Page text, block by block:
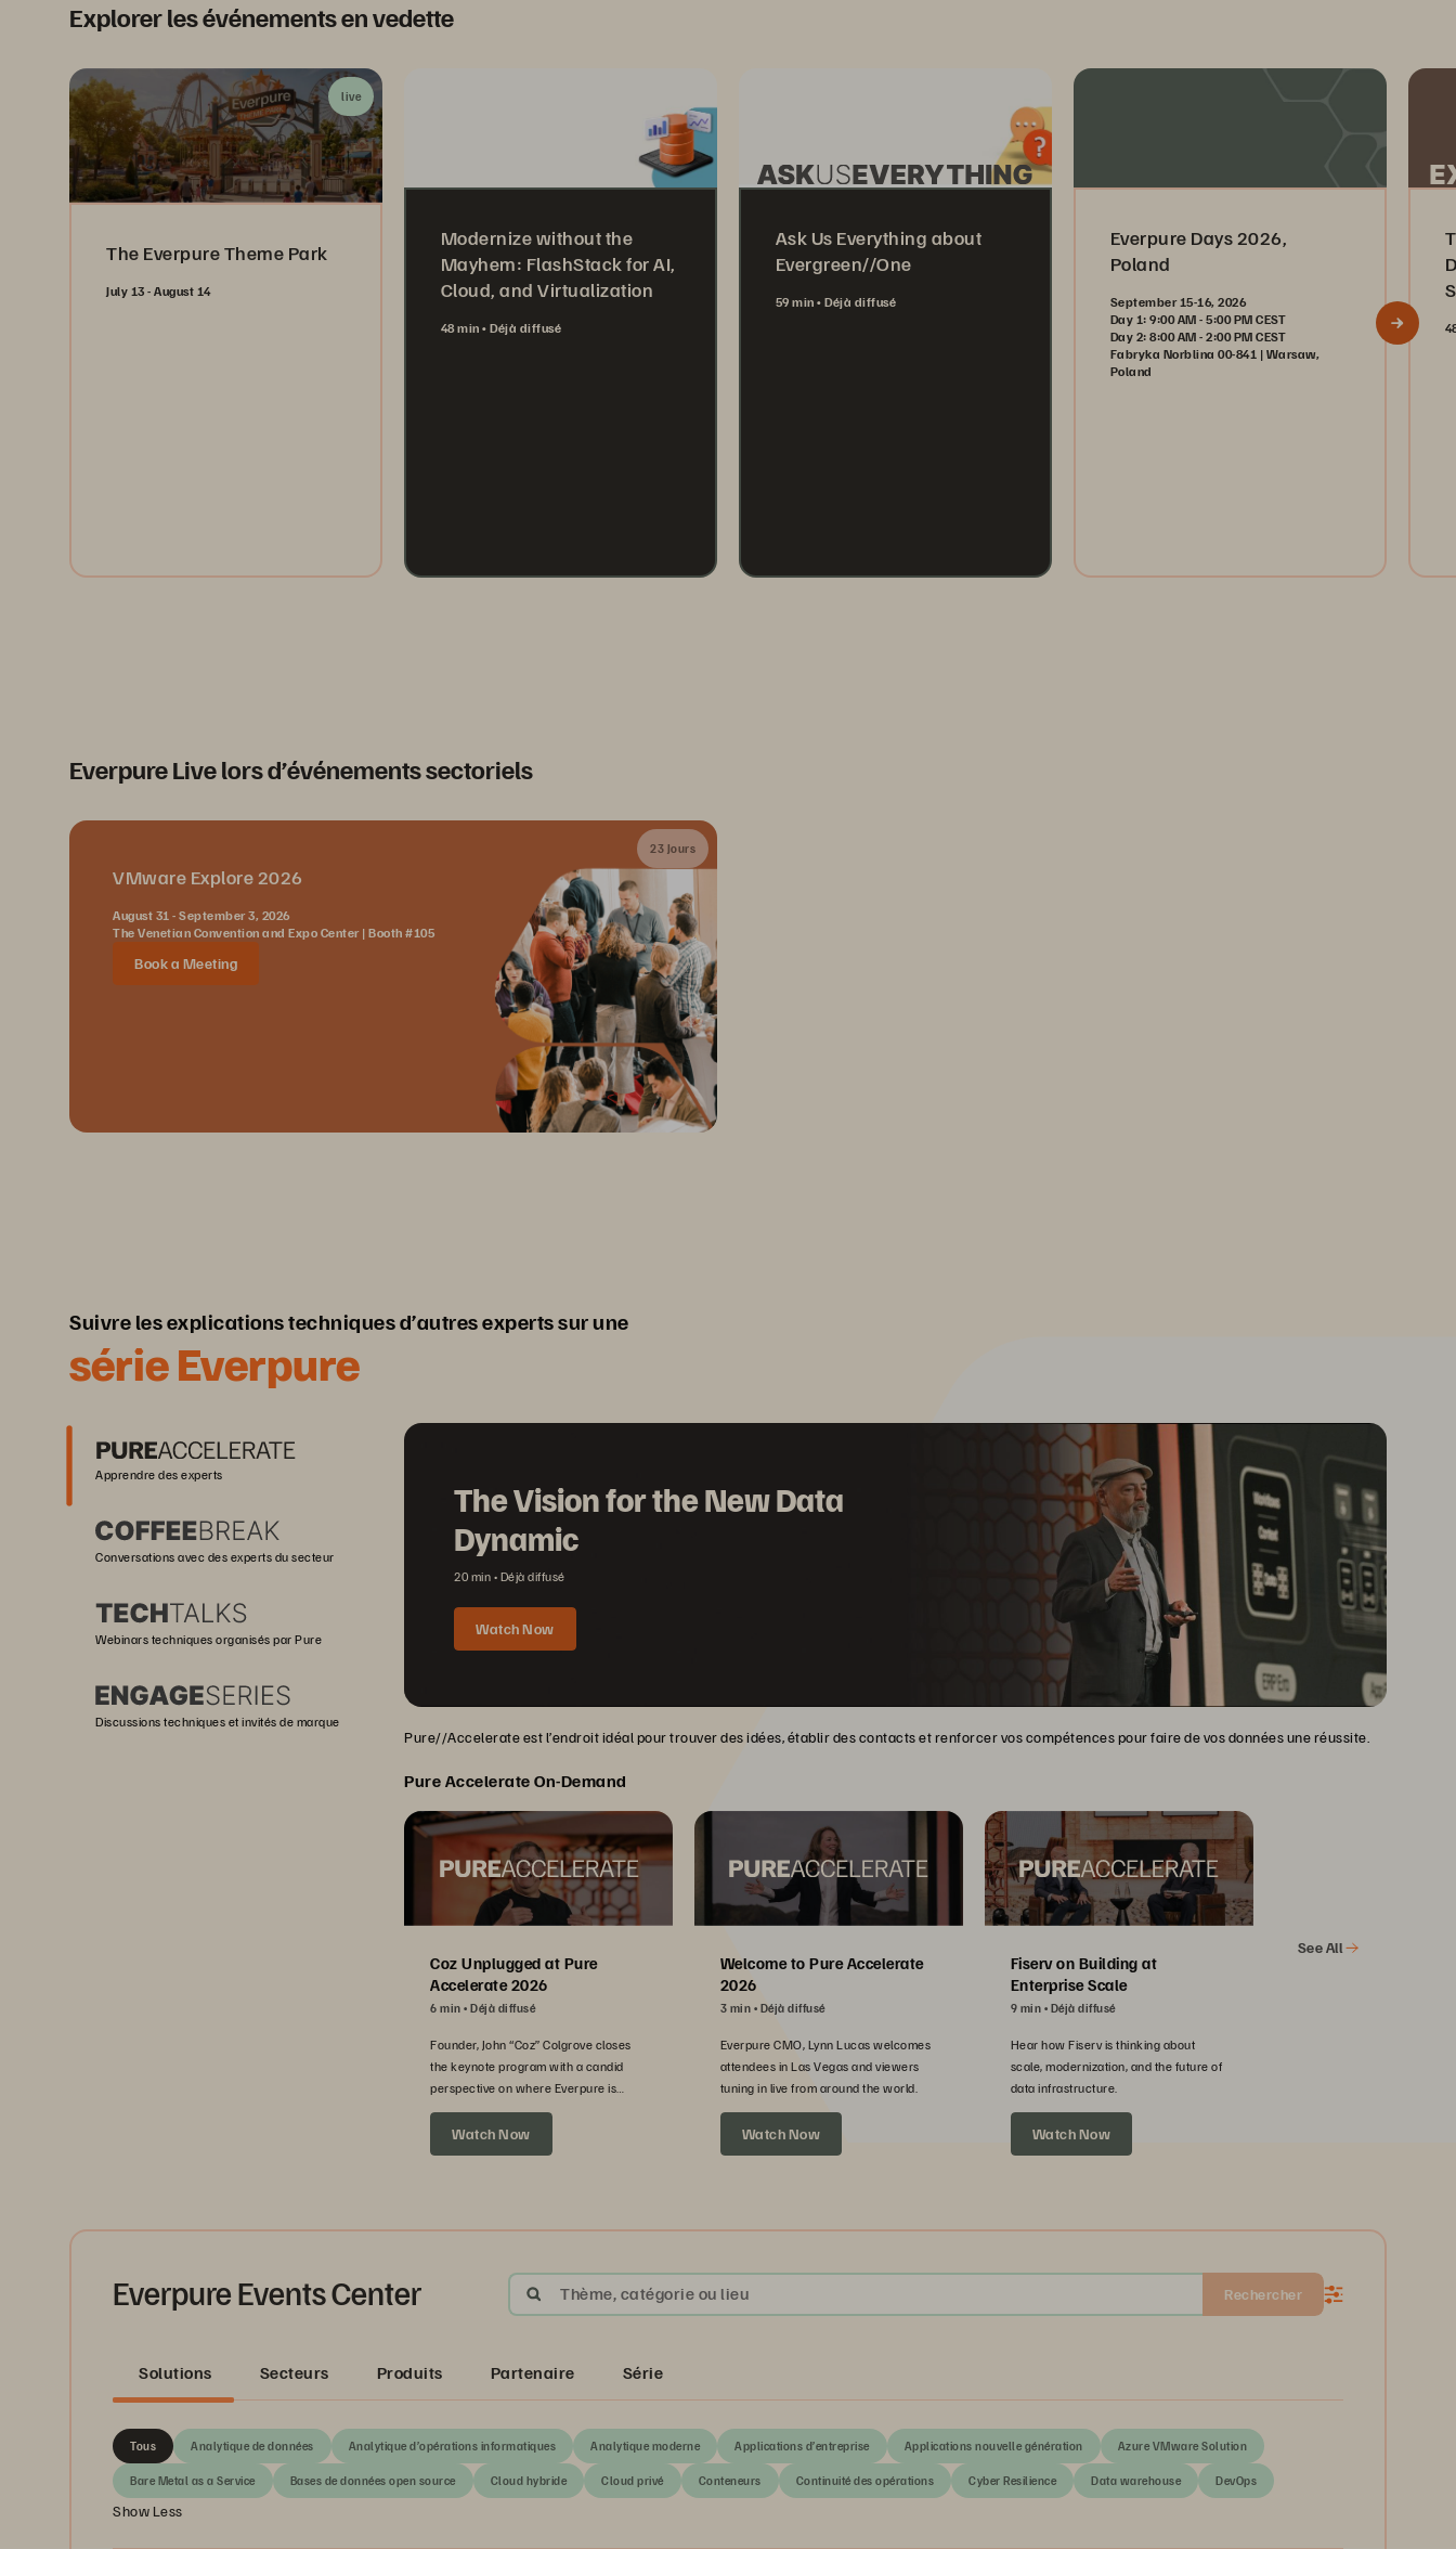
Explorer les événements en vedette
live
The Everpure Theme Park
July 13 - August 14
Modernize without the
Mayhem: FlashStack for AI,
Cloud, and Virtualization
48 min Déjà diffusé
Ask Us Everything about
Evergreen//One
59 min Déjà diffusé
Everpure Days 2026,
Poland
September 15-16, 2026
Day 1: 9:00 AM - 5:00 PM CEST
Day 2: 8:00 AM - 2:00 PM CEST
Fabryka Norblina 00-841 | Warsaw,
Poland
Everpure Live lors d’événements sectoriels
23 Jours
VMware Explore 2026
August 31 - September 3, 2026
The Venetian Convention and Expo Center | Booth #105
Book a Meeting
Suivre les explications techniques d’autres experts sur une
série Everpure
Apprendre des experts
Conversations avec des experts du secteur
Webinars techniques organisés par Pure
Discussions techniques et invités de marque
The Vision for the New Data
Dynamic
20 min Déjà diffusé
Watch Now
Pure//Accelerate est l’endroit idéal pour trouver des idées, établir des contacts et renforcer vos compétences pour faire de vos données une réussite.
Pure Accelerate On-Demand
Coz Unplugged at Pure
Accelerate 2026
6 min Déjà diffusé
Founder, John “Coz” Colgrove closes
the keynote program with a candid
perspective on where Everpure is
headed next.
Watch Now
Welcome to Pure Accelerate
2026
3 min Déjà diffusé
Everpure CMO, Lynn Lucas welcomes
attendees in Las Vegas and viewers
tuning in live from around the world.
Watch Now
Fiserv on Building at
Enterprise Scale
9 min Déjà diffusé
Hear how Fiserv is thinking about
scale, modernization, and the future of
data infrastructure.
Watch Now
See All
Everpure Events Center Thème, catégorie ou lieu Rechercher
Solutions Secteurs Produits Partenaire Série
Tous Analytique de données Analytique d’opérations informatiques Analytique moderne Applications d’entreprise Applications nouvelle génération Azure VMware Solution
Bare Metal as a Service Bases de données open source Cloud hybride Cloud privé Conteneurs Continuité des opérations Cyber Resilience Data warehouse DevOps
Show Less